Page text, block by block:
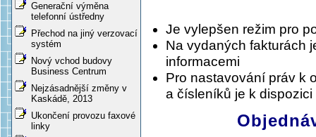
Generační výměna
telefonní ústředny
Přechod na jiný verzovací
systém
Nový vchod budovy
Business Centrum
Nejzásadnější změny v
Kaskádě, 2013
Ukončení provozu faxové
linky
Je vylepšen režim pro
Na vydaných fakturách
informacemi
Pro nastavování práv k
a čísleníků je k